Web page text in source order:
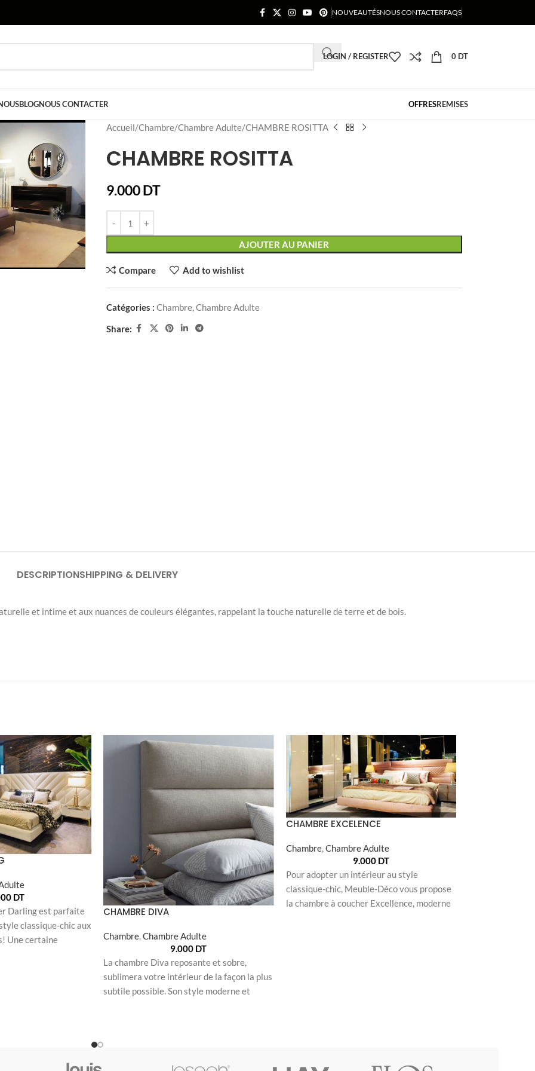
NOUVEAUTÉSNOUS CONTACTERFAQS
LOGIN / REGISTER 0 DT
BLOGNOUS CONTACTER OFFRESREMISES
Accueil Chambre Chambre Adulte CHAMBRE ROSITTA
CHAMBRE ROSITTA
9.000DT
AJOUTER AU PANIER
Compare Add to wishlist
Catégories : Chambre,Chambre Adulte
Share:
DESCRIPTIONSHIPPING & DELIVERY
et intime et aux nuances de couleurs élégantes, rappelant la touche naturelle de terre et de bois.
DT
Darling est parfaite
classique-chic aux
Une certaine
CHAMBRE DIVA
Chambre,Chambre Adulte
9.000 DT
La chambre Diva reposante et sobre,
sublimera votre intérieur de la façon la plus
subtile possible. Son style moderne et
CHAMBRE EXCELENCE
Chambre,Chambre Adulte
9.000 DT
Pour adopter un intérieur au style
classique-chic, Meuble-Déco vous propose
la chambre à coucher Excellence, moderne